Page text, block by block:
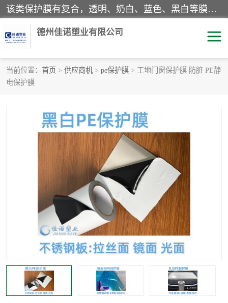
该类保护膜有复合，透明、奶白、蓝色、黑白等膜型。特高粘，高粘，中高粘，中粘，中低粘，低粘等。对于不同的粘力要求有相应的产品相适配。无胶渍残留污染。在较宽的收卷幅度下平整无皱纹，收卷长度大，利于机械化及自动化施工粘贴。为您的产品提供的表面保护解决方案。 产品广泛适用于：铝材、不锈钢、金属、塑料、电子、家电、家具、玻璃、化工材料、装饰材料等。
德州佳诺塑业有限公司
当前位置： 首页 > 供应商机 > pe保护膜 > 工地门窗保护膜 防脏 PE静
电保护膜
pe保护膜
地毯保护膜 家具保护膜
拉伸缠绕膜 透明保护膜
乳白保护膜
明蓝保护膜 纯黑保护膜
印字保护膜 彩钢板保护膜
不绣钢板保护膜 两边上胶保护膜
不锈钢板保护膜 一次性隔离膜